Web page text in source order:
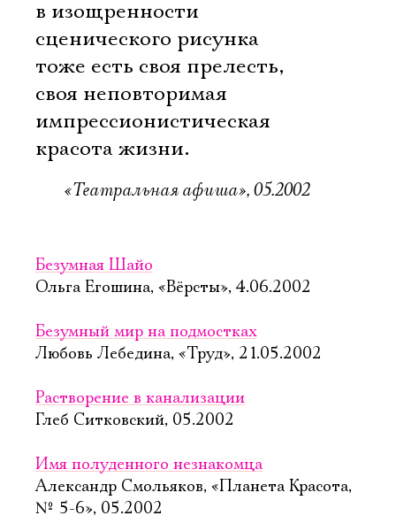
в изощренности
сценического рисунка
тоже есть своя прелесть,
своя неповторимая
импрессионистическая
красота жизни.
«Театральная афиша», 05.2002
Безумная Шайо
Ольга Егошина, «Вёрсты», 4.06.2002
Безумный мир на подмостках
Любовь Лебедина, «Труд», 21.05.2002
Растворение в канализации
Глеб Ситковский, 05.2002
Имя полуденного незнакомца
Александр Смольяков, «Планета Красота,
№ 5-6», 05.2002
Имя
Ознакомиться